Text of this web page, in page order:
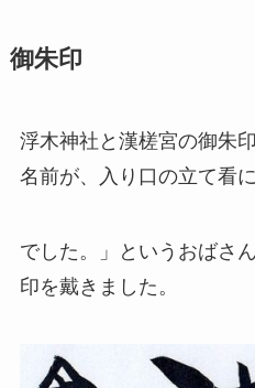
御朱印
浮木神社と漢槎宮の御朱
名前が、入り口の立て看
でした。」というおばさ
印を戴きました。